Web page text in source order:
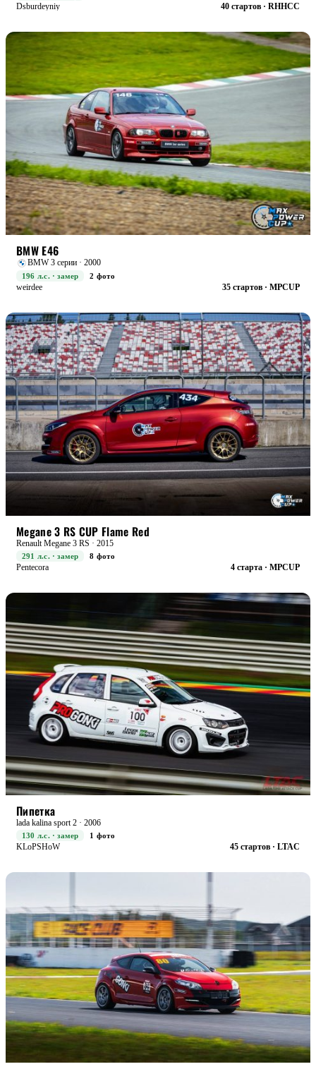
Dsburdeyniy
40 стартов · RHHCC
BMW E46
BMW 3 серии · 2000
196 л.с. · замер
2 фото
weirdee
35 стартов · MPCUP
Megane 3 RS CUP Flame Red
Renault Megane 3 RS · 2015
291 л.с. · замер
8 фото
Pentecora
4 старта · MPCUP
Пипетка
lada kalina sport 2 · 2006
130 л.с. · замер
1 фото
KLoPSHoW
45 стартов · LTAC